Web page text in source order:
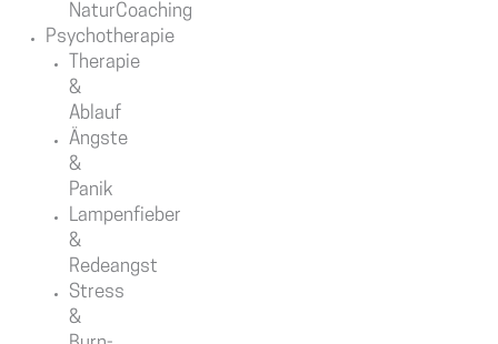
NaturCoaching
Psychotherapie
Therapie
&
Ablauf
Ängste
&
Panik
Lampenfieber
&
Redeangst
Stress
&